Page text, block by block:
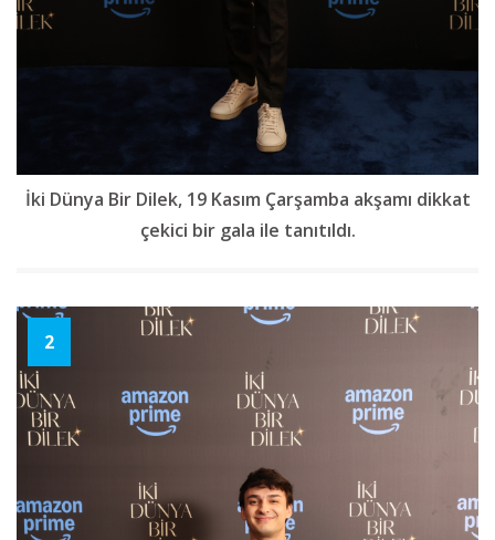
İki Dünya Bir Dilek, 19 Kasım Çarşamba akşamı dikkat
çekici bir gala ile tanıtıldı.
2